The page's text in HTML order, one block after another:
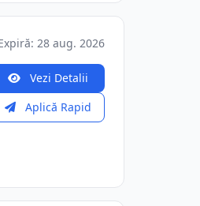
28 aug. 2026
Vezi Detalii
Aplică Rapid